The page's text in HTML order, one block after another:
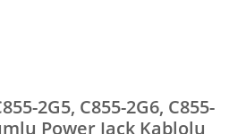
2G5, C855-2G6, C855-
Power Jack Kablolu